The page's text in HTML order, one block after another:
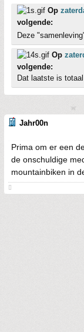
Op
volgende:
Deze
Op
volgende:
Dat laatste is
Jahr00n
Prima om er een
de onschuldige
mountainbiken in
